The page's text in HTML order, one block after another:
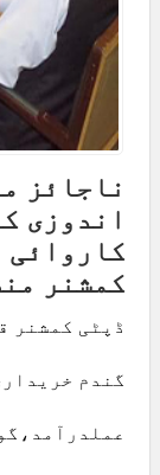
ناجائز
اندوزی
کاروائی
کمشنر
ڈپٹی کمشنر